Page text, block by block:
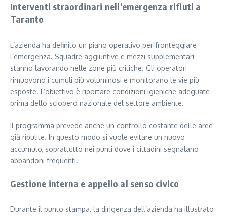
Interventi straordinari nell’emergenza rifiuti a
Taranto
L’azienda ha definito un piano operativo per fronteggiare
l’emergenza. Squadre aggiuntive e mezzi supplementari
stanno lavorando nelle zone più critiche. Gli operatori
rimuovono i cumuli più voluminosi e monitorano le vie più
esposte. L’obiettivo è riportare condizioni igieniche adeguate
prima dello sciopero nazionale del settore ambiente.
Il programma prevede anche un controllo costante delle aree
già ripulite. In questo modo si vuole evitare un nuovo
accumulo, soprattutto nei punti dove i cittadini segnalano
abbandoni frequenti.
Gestione interna e appello al senso civico
Durante il punto stampa, la dirigenza dell’azienda ha illustrato